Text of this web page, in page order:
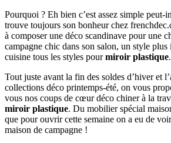
Pourquoi ? Eh bien c’est assez simple peut-
trouve toujours son bonheur chez
à composer une déco scandinave pour une
campagne chic dans son salon, un style plus
cuisine tous les styles pourmiroir plastique.
Tout juste avant la fin des soldes d’hiver et
collections déco printemps-été, on vous
vous nos coups de cœur déco chiner à la
miroir plastique. Du mobilier spécial
que pour ouvrir cette semaine on a eu de
maison de campagne !